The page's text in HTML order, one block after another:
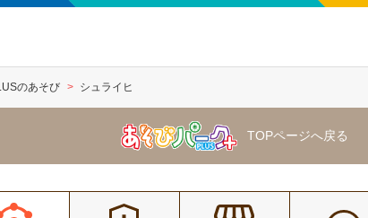
のあそび シュライヒ
TOPページへ戻る